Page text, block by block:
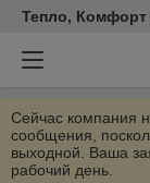
Тепло,
Сейчас компания
сообщения,
выходной. Ваша
рабочий день.